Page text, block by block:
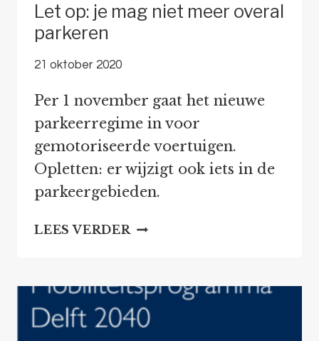
Let op: je mag niet meer overal
parkeren
21 oktober 2020
Per 1 november gaat het nieuwe
parkeerregime in voor
gemotoriseerde voertuigen.
Opletten: er wijzigt ook iets in de
parkeergebieden.
LEES VERDER LET
NIET
MEER
OVERAL